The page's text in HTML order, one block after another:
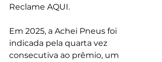
Reclame AQUI.
Em 2025, a Achei Pneus foi
indicada pela quarta vez
consecutiva ao prêmio, um